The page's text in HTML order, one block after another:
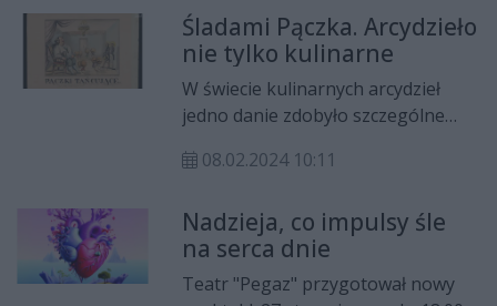
zobaczyć 19 marca o godz. 10.00 i
19 kwietnia o godz. 19.00
Śladami Pączka. Arcydzieło
nie tylko kulinarne
W świecie kulinarnych arcydzieł
jedno danie zdobyło szczególne
kuszące, puszyste cudo, z
ustach, stało się nie tylko
symbolem słodkiego grzeszenia w
Tłusty Czwartek, w tym roku 8
08.02.2024 10:11
Nadzieja, co impulsy śle
na serca dnie
Teatr "Pegaz" przygotował nowy